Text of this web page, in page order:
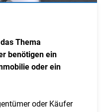
Thema
benötigen ein
oder ein
oder Käufer